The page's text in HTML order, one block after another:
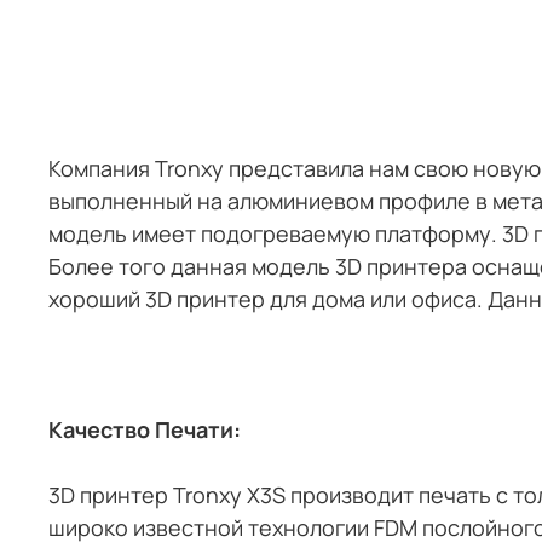
Компания Tronxy представила нам свою
выполненный на алюминиевом профиле в
модель имеет подогреваемую платформу. 3D
Более того данная модель 3D принтера
хороший 3D принтер для дома или офиса.
Качество Печати:
3D принтер Tronxy X3S производит печать с
широко известной технологии FDM